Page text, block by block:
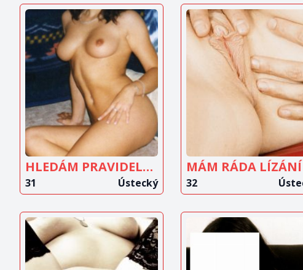
ZOBRAZIT
INZERÁT
HLEDÁM PRAVIDELNÉHO MILENCE
31 Ústecký
ZOBRAZIT
INZERÁT
32